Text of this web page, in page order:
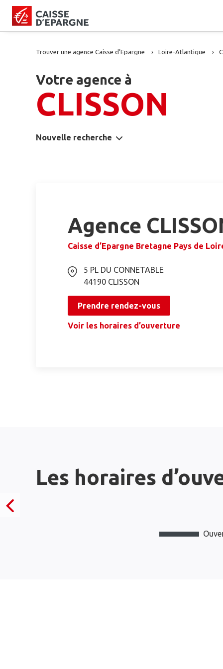
Trouver une agence Caisse d’Epargne Loire-Atlantique
Votre agence à
CLISSON
Nouvelle recherche
Agence
Caisse d’Epargne Bretagne Pays de
5 PL DU CONNETABLE
44190 CLISSON
Prendre rendez-vous
Voir les horaires d’ouverture
Les horaires